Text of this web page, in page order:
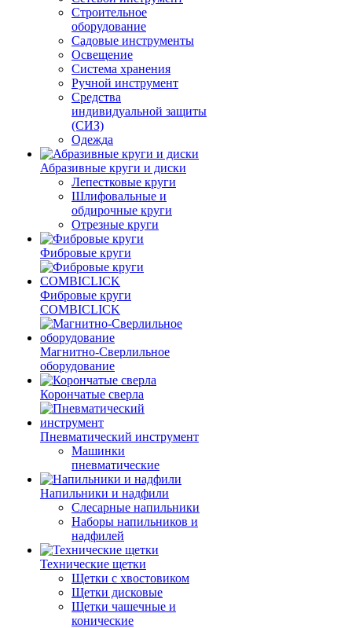
Строительное
оборудование
Садовые инструменты
Освещение
Система хранения
Ручной инструмент
Средства
индивидуальной защиты
(СИЗ)
Одежда
Абразивные круги и диски
Лепестковые круги
Шлифовальные и
обдирочные круги
Отрезные круги
Фибровые круги
Фибровые круги
COMBICLICK
Магнитно-Сверлильное
оборудование
Корончатые сверла
Пневматический инструмент
Машинки
пневматические
Напильники и надфили
Слесарные напильники
Наборы напильников и
надфилей
Технические щетки
Щетки с хвостовиком
Щетки дисковые
Щетки чашечные и
конические